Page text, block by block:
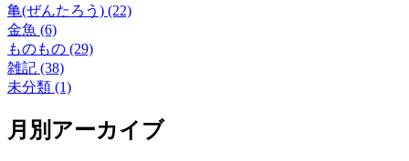
亀(ぜんたろう) (22)
金魚 (6)
ものもの (29)
雑記 (38)
未分類 (1)
月別アーカイブ